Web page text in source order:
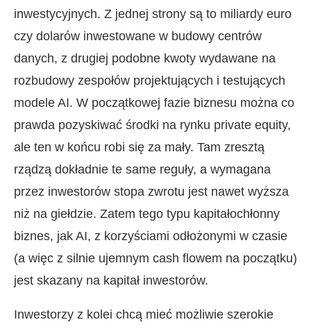
inwestycyjnych. Z jednej strony są to miliardy euro
czy dolarów inwestowane w budowy centrów
danych, z drugiej podobne kwoty wydawane na
rozbudowy zespołów projektujących i testujących
modele AI. W początkowej fazie biznesu można co
prawda pozyskiwać środki na rynku private equity,
ale ten w końcu robi się za mały. Tam zresztą
rządzą dokładnie te same reguły, a wymagana
przez inwestorów stopa zwrotu jest nawet wyższa
niż na giełdzie. Zatem tego typu kapitałochłonny
biznes, jak AI, z korzyściami odłożonymi w czasie
(a więc z silnie ujemnym cash flowem na początku)
jest skazany na kapitał inwestorów.
Inwestorzy z kolei chcą mieć możliwie szerokie